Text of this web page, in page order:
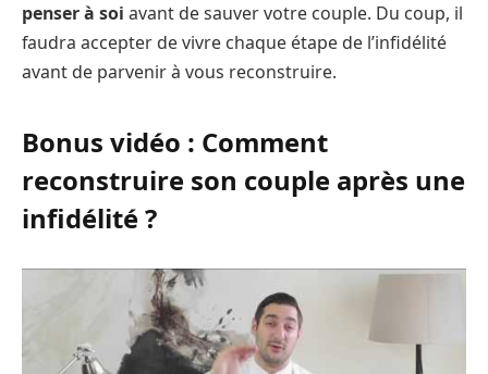
penser à soi avant de sauver votre couple. Du coup, il
faudra accepter de vivre chaque étape de l’infidélité
avant de parvenir à vous reconstruire.
Bonus vidéo : Comment
reconstruire son couple après une
infidélité ?